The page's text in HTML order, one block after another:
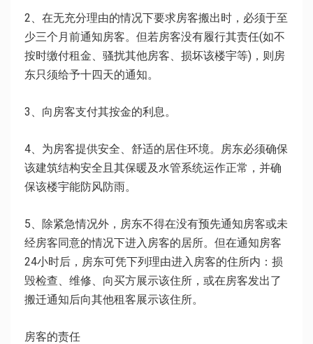
2、在无充分理由的情况下要求房客搬出时，必须于至
少三个月前通知房客。但若房客没有履行其责任(如不
按时缴付租金、骚扰其他房客、损坏该楼宇等)，则房
东只须给予十四天的通知。
3、向房客支付其按金的利息。
4、为房客提供安全、舒适的居住环境。房东必须确保
该建筑结构安全且其保暖及水管系统运作正常，并确
保该楼宇能防风防雨。
5、除紧急情况外，房东不得在没有预先通知房客或未
经房客同意的情况下进入房客的居所。但在通知房客
24小时后，房东可凭下列理由进入房客的住所内：损
毁检查、维修、向买方展示该住所，或在房客发出了
搬迁通知后向其他租客展示该住所。
房客的责任